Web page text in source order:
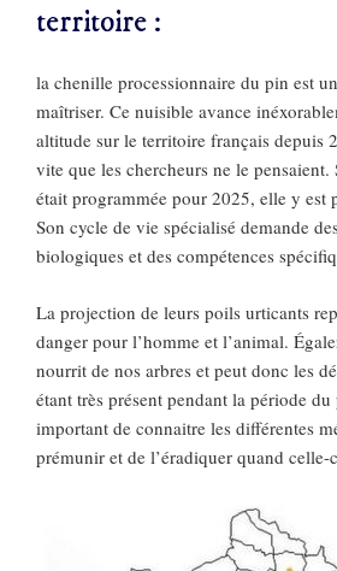
territoire :​
la chenille processionnaire du pin est
maîtriser. Ce nuisible avance
altitude sur le territoire français depuis
vite que les chercheurs ne le pensaient.
était programmée pour 2025, elle y est
Son cycle de vie spécialisé demande
biologiques et des compétences
La projection de leurs poils urticants
danger pour l’homme et l’animal.
nourrit de nos arbres et peut donc les
étant très présent pendant la période
important de connaitre les différentes
prémunir et de l’éradiquer quand celle-